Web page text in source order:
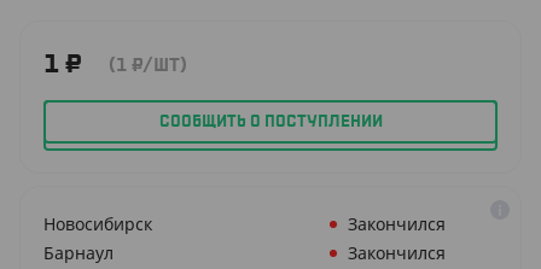
1 ₽ (1 ₽/ШТ)
СООБЩИТЬ О ПОСТУПЛЕНИИ
Новосибирск
Закончился
Барнаул
Закончился